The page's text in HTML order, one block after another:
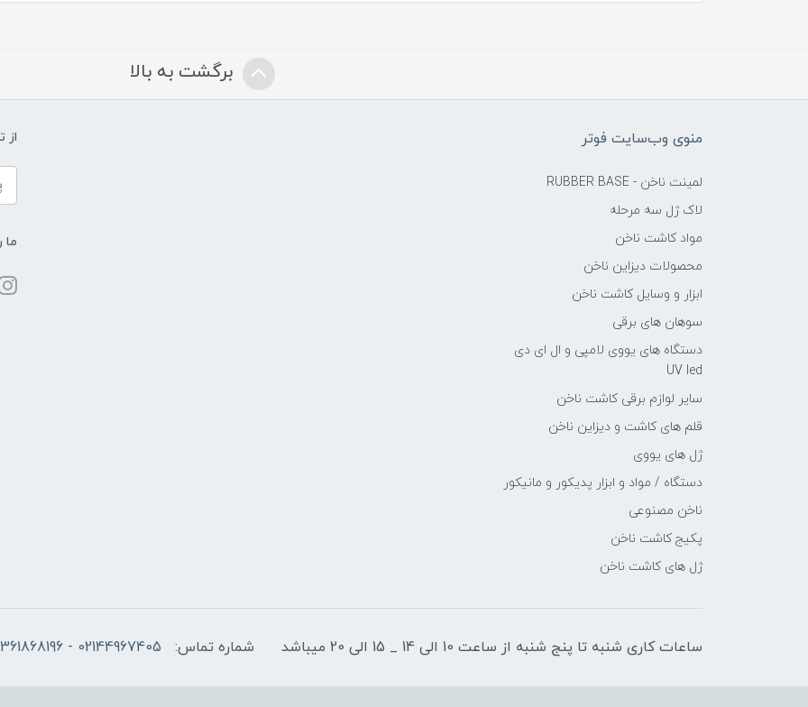
برگشت به بالا
منوی وب‌سایت فوتر
لمینت ناخن - RUBBER BASE
لاک ژل سه مرحله
مواد کاشت ناخن
محصولات دیزاین ناخن
ابزار و وسایل کاشت ناخن
سوهان های برقی
دستگاه های یووی لامپی و ال ای دی
UV led
سایر لوازم برقی کاشت ناخن
قلم های کاشت و دیزاین ناخن
ژل های یووی
دستگاه / مواد و ابزار پدیکور و مانیکور
ناخن مصنوعی
پکیج کاشت ناخن
ژل های کاشت ناخن
از
ما
ساعات کاری شنبه تا پنج شنبه از ساعت 10 الی 14 _ 15 الی 20 میباشد شماره تماس: 02144967405 - 09361868196